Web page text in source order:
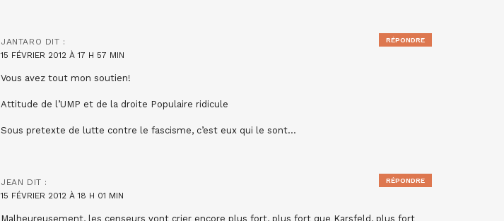
JANTARO DIT :
15 FÉVRIER 2012 À 17 H 57 MIN
Vous avez tout mon soutien!
Attitude de l’UMP et de la droite Populaire ridicule
Sous pretexte de lutte contre le fascisme, c’est eux qui le sont…
RÉPONDRE
JEAN DIT :
15 FÉVRIER 2012 À 18 H 01 MIN
Malheureusement, les censeurs vont crier encore plus fort, plus fort que Karsfeld, plus fort
RÉPONDRE